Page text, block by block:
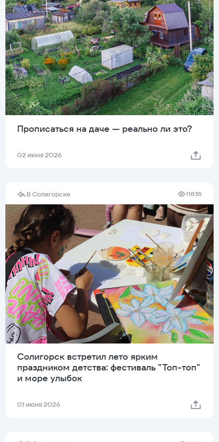
Прописаться на даче — реально ли это?
02 июня 2026
В Солигорске 11835
Солигорск встретил лето ярким
праздником детства: фестиваль "Топ-топ"
и море улыбок
01 июня 2026